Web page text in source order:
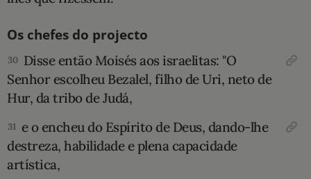
Os chefes do projecto
30 Disse então Moisés aos israelitas: "O
Senhor escolheu Bezalel, filho de Uri, neto de
Hur, da tribo de Judá,
31 e o encheu do Espírito de Deus, dando-lhe
destreza, habilidade e plena capacidade
artística,